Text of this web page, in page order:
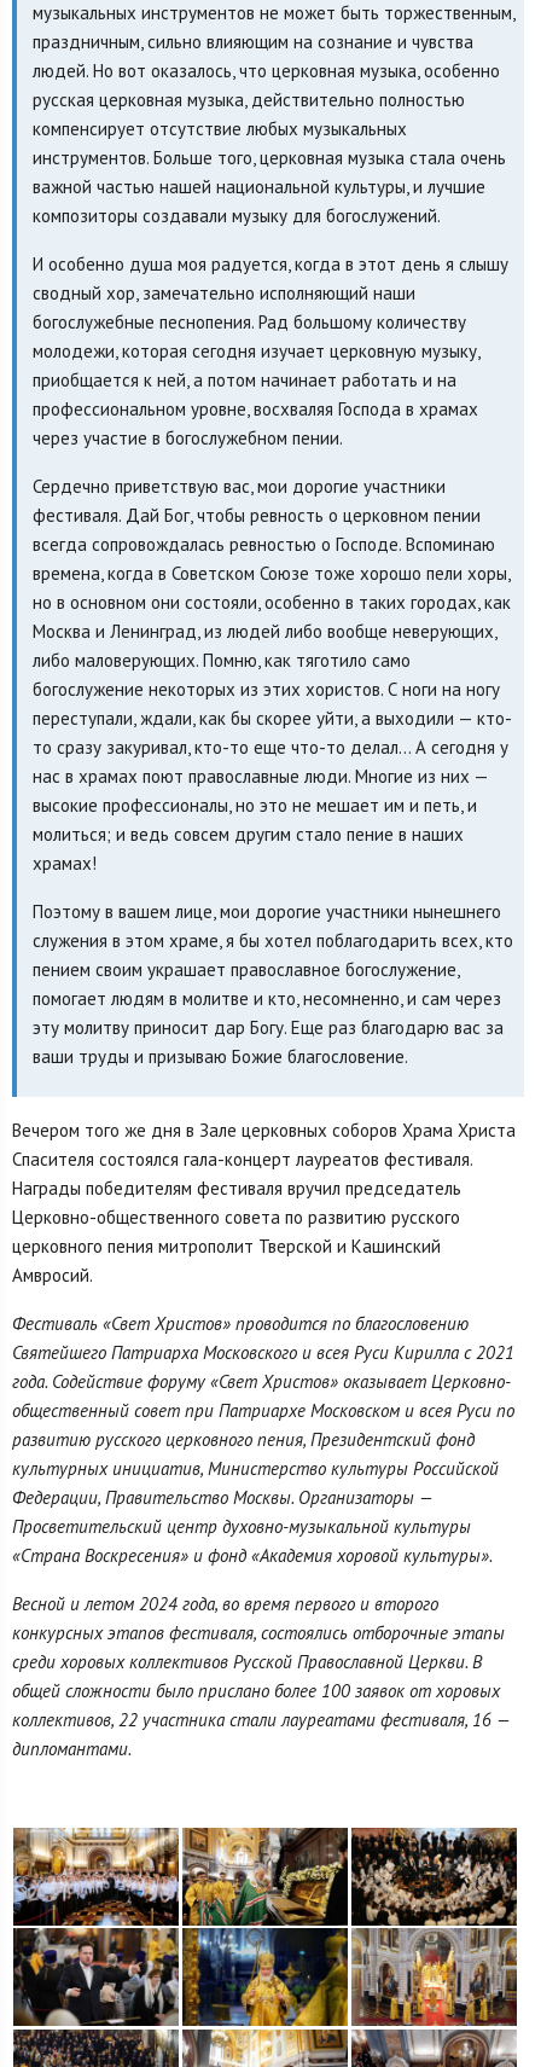
музыкальных инструментов не может быть торжественным,
праздничным, сильно влияющим на сознание и чувства
людей. Но вот оказалось, что церковная музыка, особенно
русская церковная музыка, действительно полностью
компенсирует отсутствие любых музыкальных
инструментов. Больше того, церковная музыка стала очень
важной частью нашей национальной культуры, и лучшие
композиторы создавали музыку для богослужений.
И особенно душа моя радуется, когда в этот день я слышу
сводный хор, замечательно исполняющий наши
богослужебные песнопения. Рад большому количеству
молодежи, которая сегодня изучает церковную музыку,
приобщается к ней, а потом начинает работать и на
профессиональном уровне, восхваляя Господа в храмах
через участие в богослужебном пении.
Сердечно приветствую вас, мои дорогие участники
фестиваля. Дай Бог, чтобы ревность о церковном пении
всегда сопровождалась ревностью о Господе. Вспоминаю
времена, когда в Советском Союзе тоже хорошо пели хоры,
но в основном они состояли, особенно в таких городах, как
Москва и Ленинград, из людей либо вообще неверующих,
либо маловерующих. Помню, как тяготило само
богослужение некоторых из этих хористов. С ноги на ногу
переступали, ждали, как бы скорее уйти, а выходили — кто-
то сразу закуривал, кто-то еще что-то делал… А сегодня у
нас в храмах поют православные люди. Многие из них —
высокие профессионалы, но это не мешает им и петь, и
молиться; и ведь совсем другим стало пение в наших
храмах!
Поэтому в вашем лице, мои дорогие участники нынешнего
служения в этом храме, я бы хотел поблагодарить всех, кто
пением своим украшает православное богослужение,
помогает людям в молитве и кто, несомненно, и сам через
эту молитву приносит дар Богу. Еще раз благодарю вас за
ваши труды и призываю Божие благословение.
Вечером того же дня в Зале церковных соборов Храма Христа
Спасителя состоялся гала-концерт лауреатов фестиваля.
Награды победителям фестиваля вручил председатель
Церковно-общественного совета по развитию русского
церковного пения митрополит Тверской и Кашинский
Амвросий.
Фестиваль «Свет Христов» проводится по благословению
Святейшего Патриарха Московского и всея Руси Кирилла с 2021
года. Содействие форуму «Свет Христов» оказывает Церковно-
общественный совет при Патриархе Московском и всея Руси по
развитию русского церковного пения, Президентский фонд
культурных инициатив, Министерство культуры Российской
Федерации, Правительство Москвы. Организаторы —
Просветительский центр духовно-музыкальной культуры
«Страна Воскресения» и фонд «Академия хоровой культуры».
Весной и летом 2024 года, во время первого и второго
конкурсных этапов фестиваля, состоялись отборочные этапы
среди хоровых коллективов Русской Православной Церкви. В
общей сложности было прислано более 100 заявок от хоровых
коллективов, 22 участника стали лауреатами фестиваля, 16 —
дипломантами.